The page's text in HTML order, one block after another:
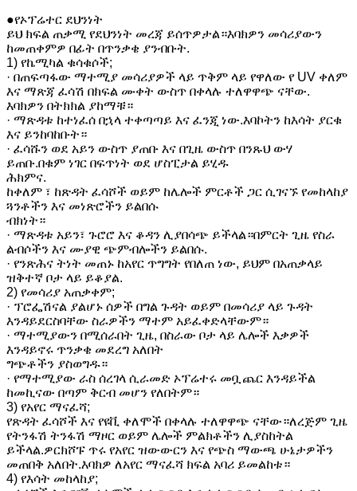
●የኦፕሬተር ደህንነት
ይህ ክፍል ጠቃሚ የደህንነት መረጃ ይሰጥዎታል።እባክዎን መሳሪያውን
ከመጠቀምዎ በፊት በጥንቃቄ ያንብቡት.
1) የኬሚካል ቁሳቁሶች;
· በጠፍጣፋው ማተሚያ መሳሪያዎች ላይ ጥቅም ላይ የዋለው የ UV ቀለም
እና ማጽጃ ፈሳሽ በክፍል ሙቀት ውስጥ በቀላሉ ተለዋዋጭ ናቸው.
እባክዎን በትክክል ያከማቹ።
· ማጽዳቱ ከተነፈሰ በኋላ ተቀጣጣይ እና ፈንጂ ነው.እባኮትን ከእሳት ያርቁ
እና ይንከባከቡት።
· ፈሳሹን ወደ አይን ውስጥ ያጠቡ እና በጊዜ ውስጥ በንጹህ ውሃ
ይጠቡ.በቁም ነገር በፍጥነት ወደ ሆስፒታል ይሂዱ
ሕክምና.
ከቀለም ፣ ከጽዳት ፈሳሾች ወይም ከሌሎች ምርቶች ጋር ሲገናኙ የመከላከያ
ጓንቶችን እና መነጽሮችን ይልበሱ
ብክነት።
· ማጽዳቱ አይን፣ ጉሮሮ እና ቆዳን ሊያበሳጭ ይችላል።በምርት ጊዜ የስራ
ልብሶችን እና ሙያዊ ጭምብሎችን ይልበሱ.
· የንጽሕና ትነት መጠኑ ከአየር ጥግግት የበለጠ ነው, ይህም በአጠቃላይ
ዝቅተኛ ቦታ ላይ ይቆያል.
2) የመሳሪያ አጠቃቀም;
· ፕሮፌሽናል ያልሆኑ ሰዎች በግል ጉዳት ወይም በመሳሪያ ላይ ጉዳት
እንዳይደርስባቸው ስራዎችን ማተም አይፈቀድላቸውም።
· ማተሚያውን በሚሰራበት ጊዜ, በስራው ቦታ ላይ ሌሎች እቃዎች
እንዳይኖሩ ጥንቃቄ መደረግ አለበት
ግጭቶችን ያስወግዱ።
· የማተሚያው ራስ ሰረገላ ሲራመድ ኦፕሬተሩ መቧጨር እንዳይችል
ከመኪናው በጣም ቅርብ መሆን የለበትም።
3) የአየር ማናፈሻ;
የጽዳት ፈሳሾች እና የዩቪ ቀለሞች በቀላሉ ተለዋዋጭ ናቸው።ለረጅም ጊዜ
የትንፋሽ ትንፋሽ ማዞር ወይም ሌሎች ምልክቶችን ሊያስከትል
ይችላል.ዎርክሾፑ ጥሩ የአየር ዝውውርን እና የጭስ ማውጫ ሁኔታዎችን
መጠበቅ አለበት.እባክዎ ለአየር ማናፈሻ ክፍል አባሪ ይመልከቱ።
4) የእሳት መከላከያ;